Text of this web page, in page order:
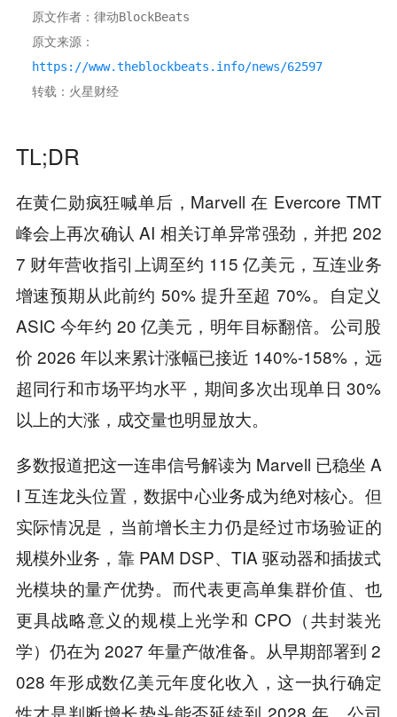
原文作者：律动BlockBeats
原文来源：
https://www.theblockbeats.info/news/62597
转载：火星财经
TL;DR
在黄仁勋疯狂喊单后，Marvell 在 Evercore TMT
峰会上再次确认 AI 相关订单异常强劲，并把 202
7 财年营收指引上调至约 115 亿美元，互连业务
增速预期从此前约 50% 提升至超 70%。自定义
ASIC 今年约 20 亿美元，明年目标翻倍。公司股
价 2026 年以来累计涨幅已接近 140%-158%，远
超同行和市场平均水平，期间多次出现单日 30%
以上的大涨，成交量也明显放大。
多数报道把这一连串信号解读为 Marvell 已稳坐 A
I 互连龙头位置，数据中心业务成为绝对核心。但
实际情况是，当前增长主力仍是经过市场验证的
规模外业务，靠 PAM DSP、TIA 驱动器和插拔式
光模块的量产优势。而代表更高单集群价值、也
更具战略意义的规模上光学和 CPO（共封装光
学）仍在为 2027 年量产做准备。从早期部署到 2
028 年形成数亿美元年度化收入，这一执行确定
性才是判断增长势头能否延续到 2028 年、公司